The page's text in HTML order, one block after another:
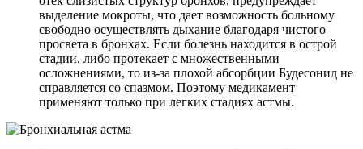
выделение мокроты, что дает возможность больному
свободно осуществлять дыхание благодаря чистого
просвета в бронхах. Если болезнь находится в острой
стадии, либо протекает с множественными
осложнениями, то из-за плохой абсорбции Будесонид не
справляется со спазмом. Поэтому медикамент
применяют только при легких стадиях астмы.